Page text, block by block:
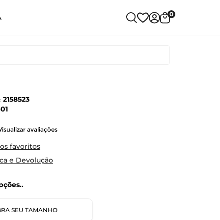
0
2158523
avaliações
favoritos
e Devolução
SEU TAMANHO